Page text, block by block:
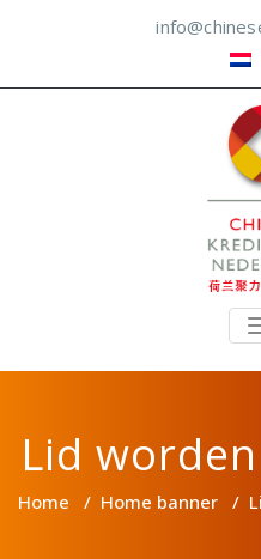
Lid worden
Home / Home banner /